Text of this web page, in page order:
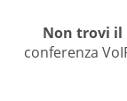
Non trovi il
conferenza